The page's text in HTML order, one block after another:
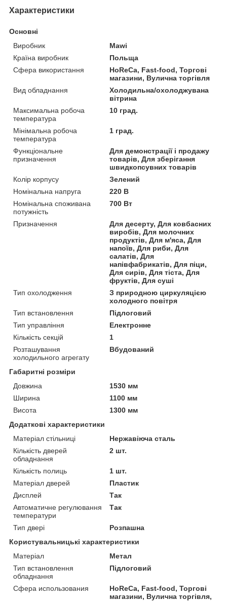
Характеристики
Основні
Виробник
Mawi
Країна виробник
Польща
Сфера використання
HoReCa, Fast-food, Торгові
магазини, Вулична торгівля
Вид обладнання
Холодильна/охолоджувана
вітрина
Максимальна робоча
температура
10 град.
Мінімальна робоча
температура
1 град.
Функціональне
призначення
Для демонстрації і продажу
товарів, Для зберігання
швидкопсувних товарів
Колір корпусу
Зелений
Номінальна напруга
220 В
Номінальна споживана
потужність
700 Вт
Призначення
Для десерту, Для ковбасних
виробів, Для молочних
продуктів, Для м'яса, Для
напоїв, Для риби, Для
салатів, Для
напівфабрикатів, Для піци,
Для сирів, Для тіста, Для
фруктів, Для суші
Тип охолодження
З природною циркуляцією
холодного повітря
Тип встановлення
Підлоговий
Тип управління
Електронне
Кількість секцій
1
Розташування
холодильного агрегату
Вбудований
Габаритні розміри
Довжина
1530 мм
Ширина
1100 мм
Висота
1300 мм
Додаткові характеристики
Матеріал стільниці
Нержавіюча сталь
Кількість дверей
обладнання
2 шт.
Кількість полиць
1 шт.
Матеріал дверей
Пластик
Дисплей
Так
Автоматичне регулювання
температури
Так
Тип двері
Розпашна
Користувальницькі характеристики
Матеріал
Метал
Тип встановлення
обладнання
Підлоговий
Сфера использования
HoReCa, Fast-food, Торгові
магазини, Вулична торгівля,